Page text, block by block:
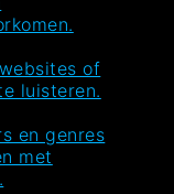
of
luisteren.
en genres
met